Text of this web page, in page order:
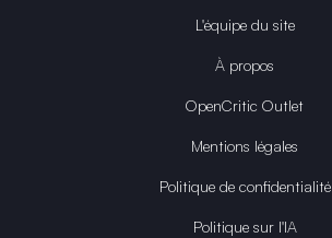
L'équipe du site
À propos
OpenCritic Outlet
Mentions légales
Politique de confidentialité
Politique sur l'IA